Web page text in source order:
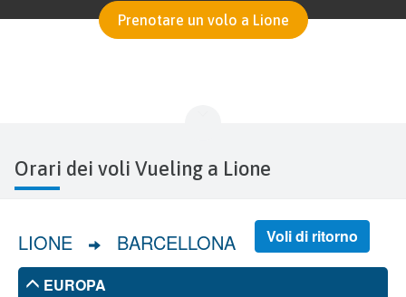
Prenotare un volo a Lione
Orari dei voli Vueling a Lione